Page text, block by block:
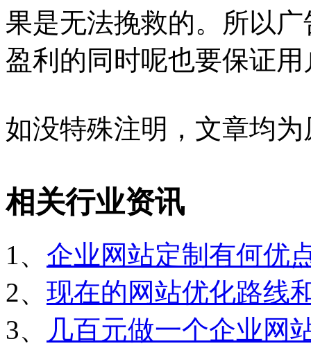
果是无法挽救的。所以
盈利的同时呢也要保证
如没特殊注明，文章均
相关行业资讯
1、 企业网站定制有何优
2、 现在的网站优化路线
3、
几百元做一个企业网